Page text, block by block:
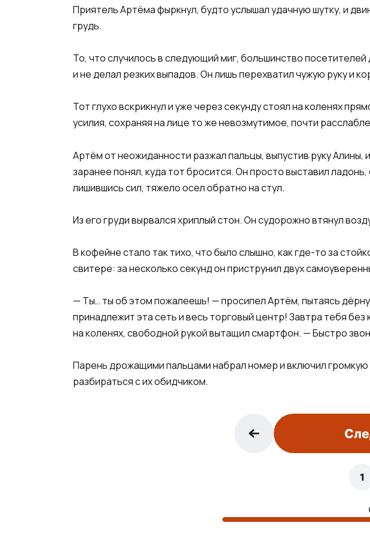
Приятель Артёма фыркнул, будто услышал удачную шутку, и
грудь.
То, что случилось в следующий миг, большинство
и не делал резких выпадов. Он лишь перехватил чужую руку и
Тот глухо вскрикнул и уже через секунду стоял на коленях
усилия, сохраняя на лице то же невозмутимое, почти
Артём от неожиданности разжал пальцы, выпустив руку
заранее понял, куда тот бросится. Он просто выставил
лишившись сил, тяжело осел обратно на стул.
Из его груди вырвался хриплый стон. Он судорожно втянул
В кофейне стало так тихо, что было слышно, как где-то за
свитере: за несколько секунд он приструнил двух
— Ты… ты об этом пожалеешь! — просипел Артём, пытаясь
принадлежит эта сеть и весь торговый центр! Завтра тебя
на коленях, свободной рукой вытащил смартфон. — Быстро
Парень дрожащими пальцами набрал номер и включил громкую
разбираться с их обидчиком.
1